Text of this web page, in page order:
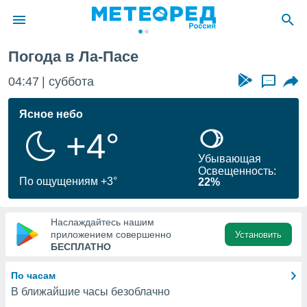
о
Вы можете
к этому
доступ
Погода в Ла-Пасе
04:47 суббота ...
Ясное небо
+4°
По ощущениям +3°
Убывающая
Освещенность:
22%
Наслаждайтесь нашим
приложением совершенно
БЕСПЛАТНО
Установить
По часам
В ближайшие часы безоблачно